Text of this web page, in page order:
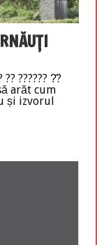
?? ?????? ?̂?
arăt cum
și izvorul